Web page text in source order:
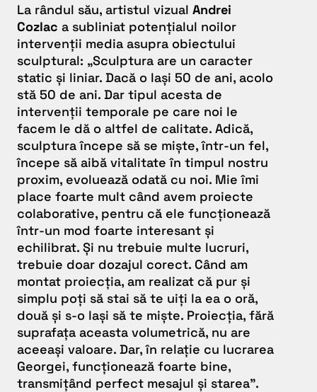
La rândul său, artistul vizual Andrei
Cozlac a subliniat potențialul noilor
intervenții media asupra obiectului
sculptural: „Sculptura are un caracter
static și liniar. Dacă o lași 50 de ani, acolo
stă 50 de ani. Dar tipul acesta de
intervenții temporale pe care noi le
facem le dă o altfel de calitate. Adică,
sculptura începe să se miște, într-un fel,
începe să aibă vitalitate în timpul nostru
proxim, evoluează odată cu noi. Mie îmi
place foarte mult când avem proiecte
colaborative, pentru că ele funcționează
într-un mod foarte interesant și
echilibrat. Și nu trebuie multe lucruri,
trebuie doar dozajul corect. Când am
montat proiecția, am realizat că pur și
simplu poți să stai să te uiți la ea o oră,
două și s-o lași să te miște. Proiecția, fără
suprafața aceasta volumetrică, nu are
aceeași valoare. Dar, în relație cu lucrarea
Georgei, funcționează foarte bine,
transmițând perfect mesajul și starea”.